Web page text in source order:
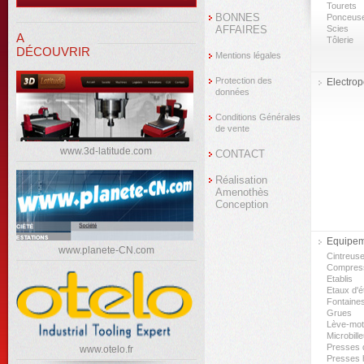
A
DÉCOUVRIR
www.3d-latitude.com
www.planete-CN.com
www.otelo.fr
BONNES
AFFAIRES
Mentions légales
Protection des
données
Conditions Générales
de vente
CONTACT
Réalisation
Amenothès
Conception
Tourets
Scies
Tôlerie
Etablis
Etaux
Grues
Lève-
Presses
Presses